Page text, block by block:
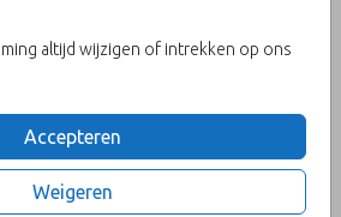
altijd wijzigen of intrekken op ons
Accepteren
Weigeren
uitverkocht!
contact met ons op.